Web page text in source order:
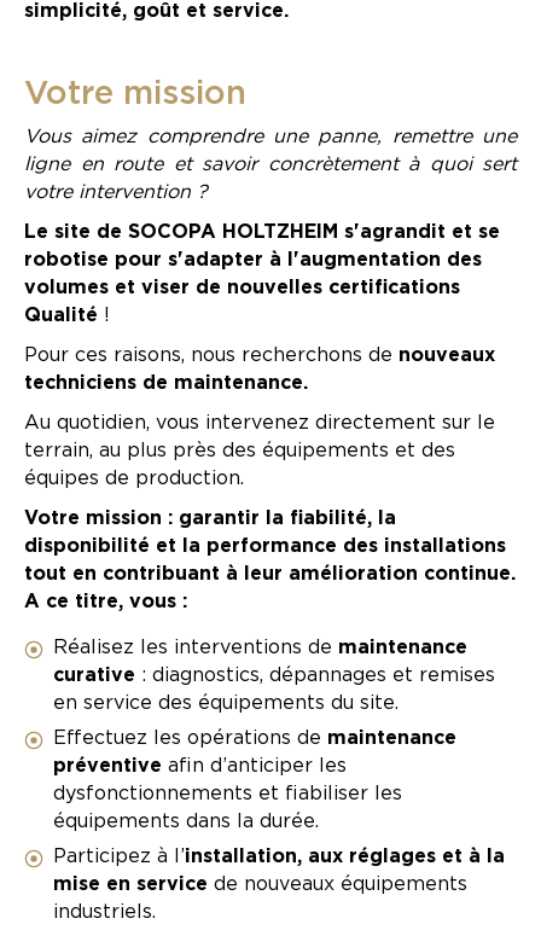
simplicité, goût et service.
Votre mission
Vous aimez comprendre une panne, remettre une
ligne en route et savoir concrètement à quoi sert
votre intervention ?
Le site de SOCOPA HOLTZHEIM s'agrandit et se
robotise pour s'adapter à l'augmentation des
volumes et viser de nouvelles certifications
Qualité !
Pour ces raisons, nous recherchons de nouveaux
techniciens de maintenance.
Au quotidien, vous intervenez directement sur le
terrain, au plus près des équipements et des
équipes de production.
Votre mission : garantir la fiabilité, la
disponibilité et la performance des installations
tout en contribuant à leur amélioration continue.
A ce titre, vous :
Réalisez les interventions de maintenance
curative : diagnostics, dépannages et remises
en service des équipements du site.
Effectuez les opérations de maintenance
préventive afin d’anticiper les
dysfonctionnements et fiabiliser les
équipements dans la durée.
Participez à l’installation, aux réglages et à la
mise en service de nouveaux équipements
industriels.